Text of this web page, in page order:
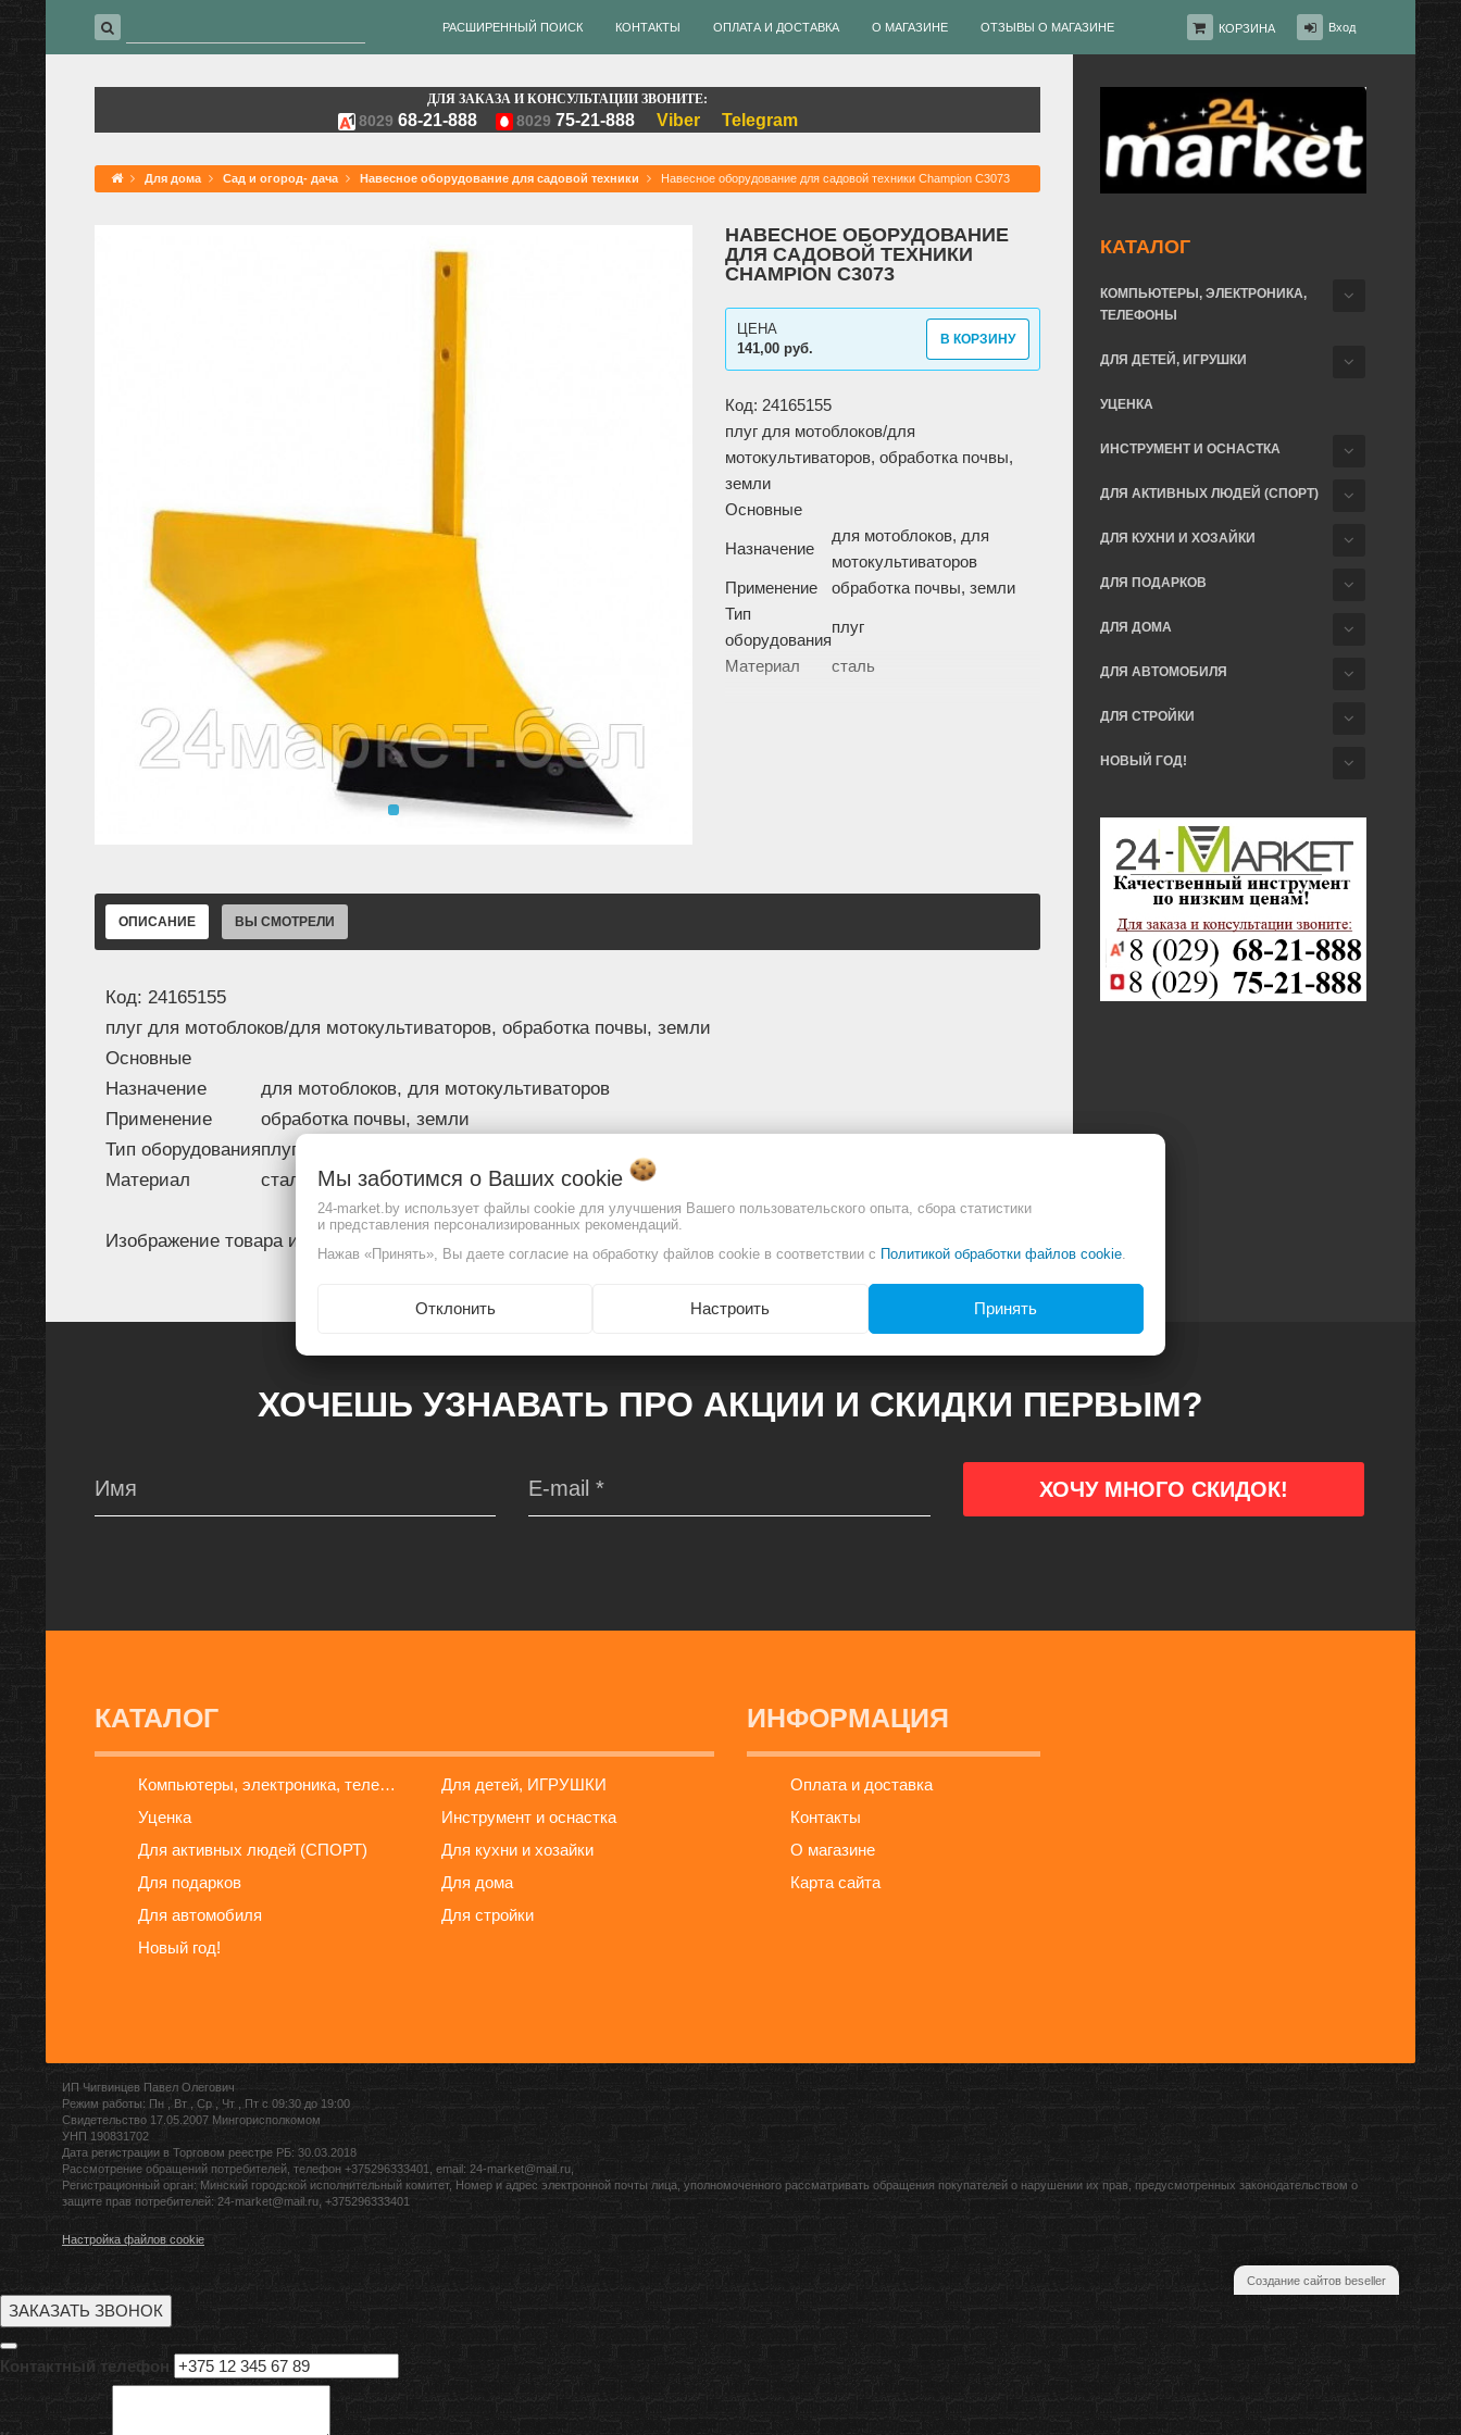
КОРЗИНА Вход
РАСШИРЕННЫЙ ПОИСК КОНТАКТЫ ОПЛАТА И ДОСТАВКА О МАГАЗИНЕ ОТЗЫВЫ О МАГАЗИНЕ
КАТАЛОГ
КОМПЬЮТЕРЫ, ЭЛЕКТРОНИКА,
ТЕЛЕФОНЫ
ДЛЯ ДЕТЕЙ, ИГРУШКИ
УЦЕНКА
ИНСТРУМЕНТ И ОСНАСТКА
ДЛЯ АКТИВНЫХ ЛЮДЕЙ (СПОРТ)
ДЛЯ КУХНИ И ХОЗАЙКИ
ДЛЯ ПОДАРКОВ
ДЛЯ ДОМА
ДЛЯ АВТОМОБИЛЯ
ДЛЯ СТРОЙКИ
НОВЫЙ ГОД!
ДЛЯ ЗАКАЗА И КОНСУЛЬТАЦИИ ЗВОНИТЕ:
8029 68-21-888 8029 75-21-888 Viber Telegram
Для дома Сад и огород- дача Навесное оборудование для садовой техники Навесное оборудование для садовой техники Champion C3073
НАВЕСНОЕ ОБОРУДОВАНИЕ
ДЛЯ САДОВОЙ ТЕХНИКИ
CHAMPION C3073
141,00 руб.
ЦЕНА
В КОРЗИНУ
Код: 24165155
плуг для мотоблоков/для
мотокультиваторов, обработка почвы,
земли
Основные
Назначение
для мотоблоков, для
мотокультиваторов
Применение
обработка почвы, земли
Тип
оборудования
плуг
Материал сталь
ОПИСАНИЕ ВЫ СМОТРЕЛИ
Код: 24165155
плуг для мотоблоков/для мотокультиваторов, обработка почвы, земли
Основные
Назначение
для мотоблоков, для мотокультиваторов
Применение
обработка почвы, земли
Тип оборудованияплуг
Материал
сталь
Изображение товара и комплектация могут отличаться. Смотреть
ХОЧЕШЬ УЗНАВАТЬ ПРО АКЦИИ И СКИДКИ ПЕРВЫМ?
КАТАЛОГ
Компьютеры, электроника, телефоны
Для детей, ИГРУШКИ
Уценка
Инструмент и оснастка
Для активных людей (СПОРТ)
Для кухни и хозайки
Для подарков
Для дома
Для автомобиля
Для стройки
Новый год!
ИНФОРМАЦИЯ
Оплата и доставка
Контакты
О магазине
Карта сайта
ИП Чигвинцев Павел Олегович
Режим работы: Пн , Вт , Ср , Чт , Пт c 09:30 до 19:00
Свидетельство 17.05.2007 Мингорисполкомом
УНП 190831702
Дата регистрации в Торговом реестре РБ: 30.03.2018
Рассмотрение обращений потребителей, телефон +375296333401, email: 24-market@mail.ru,
Регистрационный орган: Минский городской исполнительный комитет, Номер и адрес электронной почты лица, уполномоченного рассматривать обращения покупателей о нарушении их прав, предусмотренных законодательством о
защите прав потребителей: 24-market@mail.ru, +375296333401
Настройка файлов cookie
Создание сайтов beseller
Мы заботимся о Ваших cookie
24-market.by использует файлы cookie для улучшения Вашего пользовательского опыта, сбора статистики
и представления персонализированных рекомендаций.
Нажав «Принять», Вы даете согласие на обработку файлов cookie в соответствии с Политикой обработки файлов cookie.
Отклонить Настроить Принять
ЗАКАЗАТЬ ЗВОНОК
Контактный телефон